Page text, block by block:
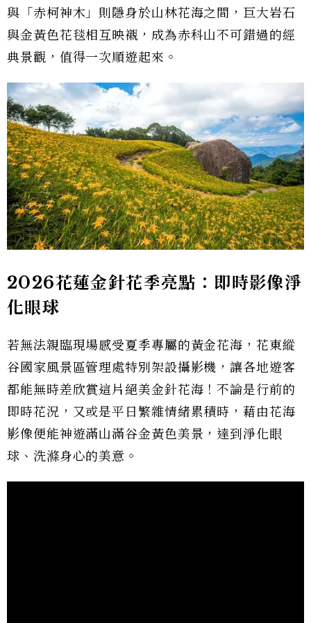
與「赤柯神木」則隱身於山林花海之間，巨大岩石
與金黃色花毯相互映襯，成為赤科山不可錯過的經
典景觀，值得一次順遊起來。
2026花蓮金針花季亮點：即時影像淨
化眼球
若無法親臨現場感受夏季專屬的黃金花海，花東縱
谷國家風景區管理處特別架設攝影機，讓各地遊客
都能無時差欣賞這片絕美金針花海！不論是行前的
即時花況，又或是平日繁雜情緒累積時，藉由花海
影像便能神遊滿山滿谷金黃色美景，達到淨化眼
球、洗滌身心的美意。